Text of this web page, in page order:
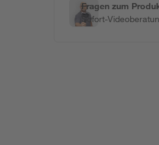
Fragen zum
Sofort-